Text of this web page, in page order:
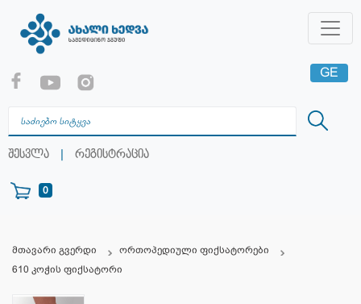
შესვლა | რეგისტრაცია
0
GE
RU
მთავარი გვერდი
ორთოპედიული ფიქსატორები
610 კოჭის ფიქსატორი